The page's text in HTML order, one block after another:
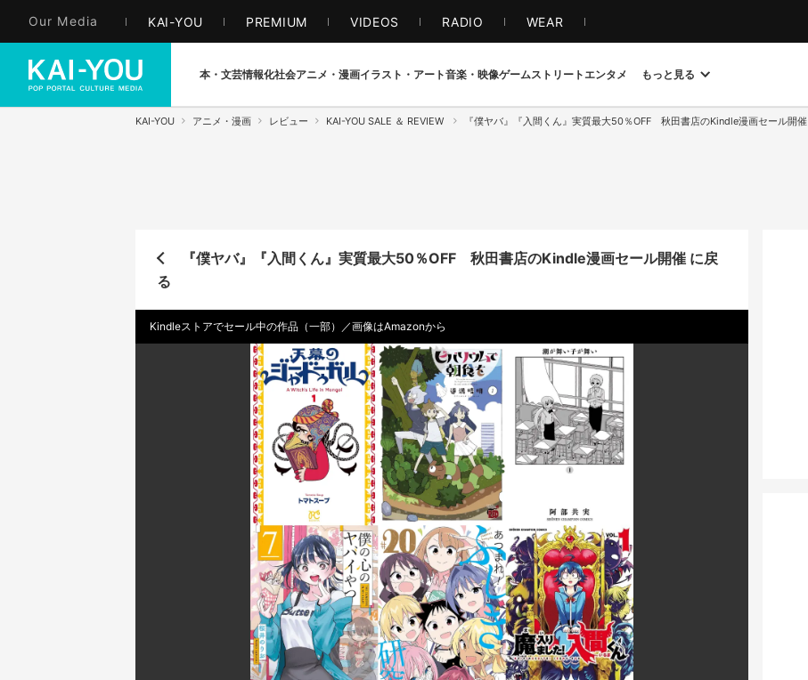
Our Media KAI-YOU PREMIUM VIDEOS RADIO WEAR
本・文芸情報化社会アニメ・漫画イラスト・アート音楽・映像ゲームストリート エンタメ もっと見る
KAI-YOU アニメ・漫画 レビュー KAI-YOU SALE ＆ REVIEW 『僕ヤバ』『入間くん』実質最大50％OFF 秋田書店のKindle漫画セール開催
『僕ヤバ』『入間くん』実質最大50％OFF 秋田書店のKindle漫画セール開催 に戻
る
Kindleストアでセール中の作品（一部）／画像はAmazonから